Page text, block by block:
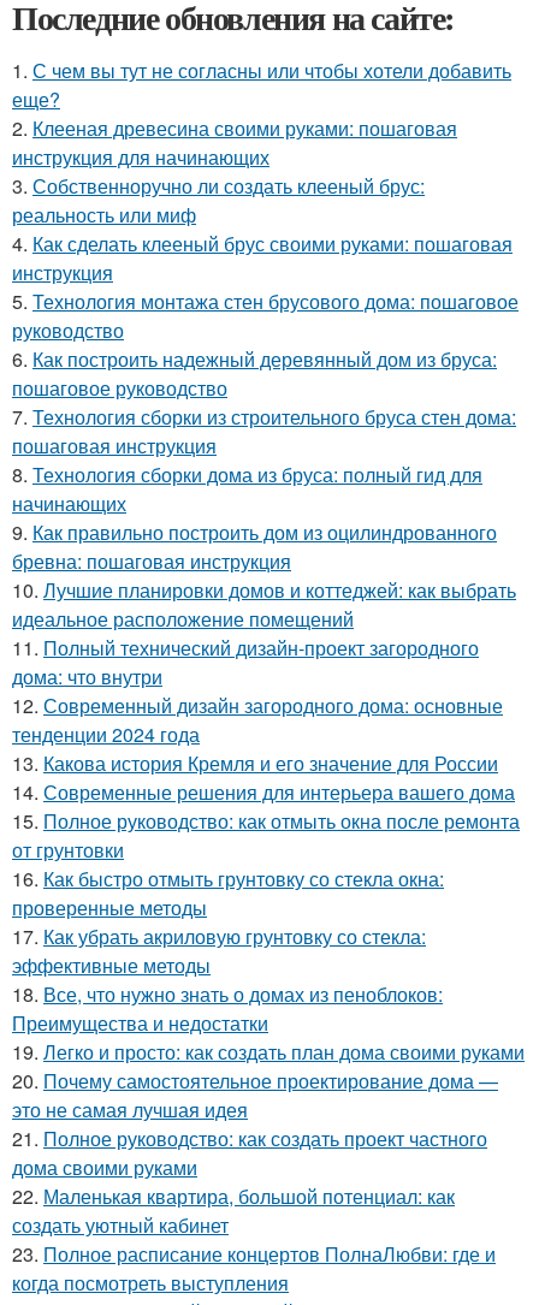
Последние обновления на сайте:
1. С чем вы тут не согласны или чтобы хотели добавить
еще?
2. Клееная древесина своими руками: пошаговая
инструкция для начинающих
3. Собственноручно ли создать клееный брус:
реальность или миф
4. Как сделать клееный брус своими руками: пошаговая
инструкция
5. Технология монтажа стен брусового дома: пошаговое
руководство
6. Как построить надежный деревянный дом из бруса:
пошаговое руководство
7. Технология сборки из строительного бруса стен дома:
пошаговая инструкция
8. Технология сборки дома из бруса: полный гид для
начинающих
9. Как правильно построить дом из оцилиндрованного
бревна: пошаговая инструкция
10. Лучшие планировки домов и коттеджей: как выбрать
идеальное расположение помещений
11. Полный технический дизайн-проект загородного
дома: что внутри
12. Современный дизайн загородного дома: основные
тенденции 2024 года
13. Какова история Кремля и его значение для России
14. Современные решения для интерьера вашего дома
15. Полное руководство: как отмыть окна после ремонта
от грунтовки
16. Как быстро отмыть грунтовку со стекла окна:
проверенные методы
17. Как убрать акриловую грунтовку со стекла:
эффективные методы
18. Все, что нужно знать о домах из пеноблоков:
Преимущества и недостатки
19. Легко и просто: как создать план дома своими руками
20. Почему самостоятельное проектирование дома —
это не самая лучшая идея
21. Полное руководство: как создать проект частного
дома своими руками
22. Маленькая квартира, большой потенциал: как
создать уютный кабинет
23. Полное расписание концертов ПолнаЛюбви: где и
когда посмотреть выступления